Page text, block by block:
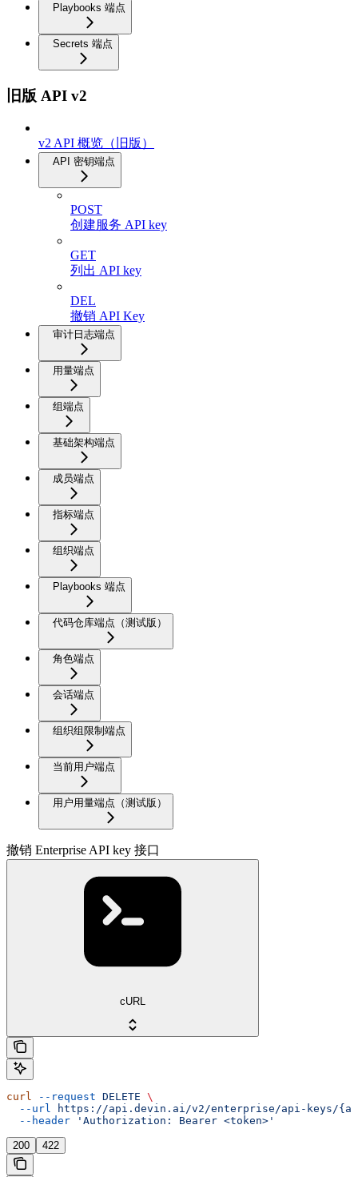
Playbooks 端点
Secrets 端点
旧版 API v2
v2 API 概览（旧版）
API 密钥端点
POST
创建服务 API key
GET
列出 API key
DEL
撤销 API Key
审计日志端点
用量端点
组端点
基础架构端点
成员端点
指标端点
组织端点
Playbooks 端点
代码仓库端点（测试版）
角色端点
会话端点
组织组限制端点
当前用户端点
用户用量端点（测试版）
撤销 Enterprise API key 接口
cURL
curl --request DELETE \
  --url
https://api.devin.ai/v2/enterprise/api-keys/
  --header
'Authorization: Bearer <token>'
200 422